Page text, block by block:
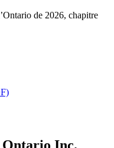
de 2026, chapitre